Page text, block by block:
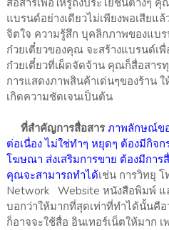
สื่อสารเพื่อให้รู้ถึงประโยชน์ต่างๆ
แบรนด์อย่างเดียวไม่เพียงพอเสียแ
จิตใจ ความรู้สึก บุคลิกภาพของแบ
ก๋วยเตี๋ยวของคุณ จะสร้างแบรนด์เ
ก๋วยเตี๋ยวที่เผ็ดจัดจ้าน คุณก็สื่อสาร
การแสดงภาพสินค้าเด่นๆของร้าน
เกิดความชัดเจนเป็นต้น
ที่สำคัญการสื่อสาร ภาพลักษณ์ข
ต่อเนื่อง ไม่ใช่ทำๆ หยุดๆ ต้องมีกิจ
โฆษณา ส่งเสริมการขาย ต้องมีการ
คุณจะสามารถทำได้เช่น การวิทยุ
Network Website หนังสือพิมพ์ แ
บอกว่าให้มากที่สุดเท่าที่ทำได้นั้นคื
ก็อาจจะใช้สื่อ อินเทอร์เน็ตให้มาก